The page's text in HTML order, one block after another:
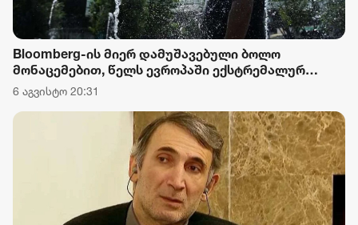
Bloomberg-ის მიერ დამუშავებული ბოლო
მონაცემებით, წელს ევროპაში ექსტრემალურ
სიცხეს 25 000-ზე მეტი ადამიანი ემსხვერპლა
6 აგვისტო 20:31